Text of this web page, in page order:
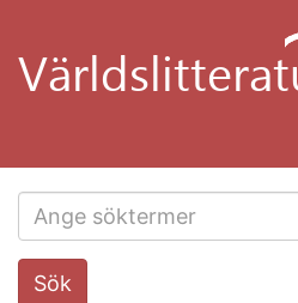
huvudinnehåll
Search
this
Sök